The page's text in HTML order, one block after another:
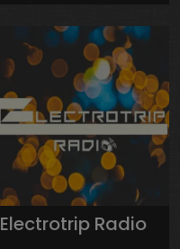
Electrotrip Radio